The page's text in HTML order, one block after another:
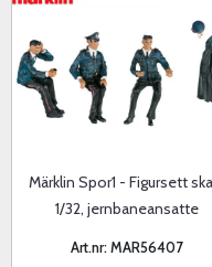
Märklin Spor1 - Figursett
1/32, jernbaneansatte
Art.nr: MAR56407